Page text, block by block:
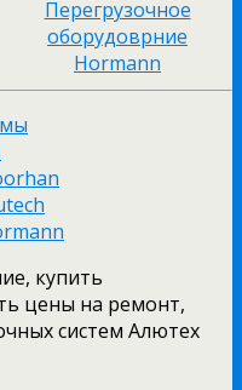
Перегрузочное
оборудоврние
Hormann
купить
цены на ремонт,
систем Алютех